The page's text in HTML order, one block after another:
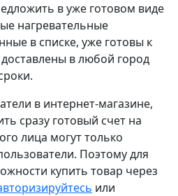
в уже готовом виде
нагревательные
в списке, уже готовы к
в любой город
в интернет-магазине,
сразу готовый счет на
лица могут только
Поэтому для
купить товар через
или